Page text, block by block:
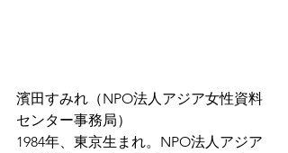
濱田すみれ（NPO法人アジア女性資料
センター事務局）
1984年、東京生まれ。NPO法人アジア